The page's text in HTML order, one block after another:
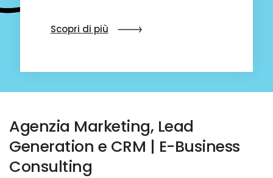
Scopri di più
Agenzia Marketing, Lead
Generation e CRM | E-Business
Consulting